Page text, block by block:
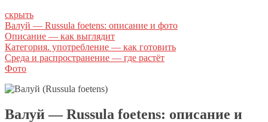
скрыть
Валуй — Russula foetens: описание и фото
Описание — как выглядит
Категория. употребление — как готовить
Среда и распространение — где растёт
Фото
Валуй — Russula foetens: описание и